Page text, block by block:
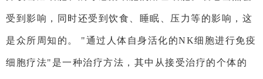
受到影响，同时还受到饮食、睡眠、压力等的影响，这
是众所周知的。 "通过人体自身活化的NK细胞进行免疫
细胞疗法"是一种治疗方法，其中从接受治疗的个体的